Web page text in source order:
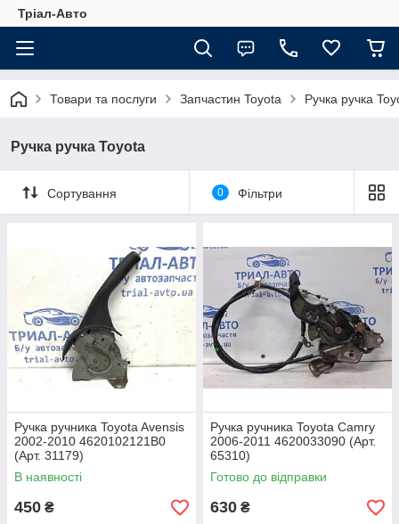
Тріал-Авто
Товари та послуги Запчастин Toyota Ручка ручка
Ручка ручка Toyota
Сортування 0 Фільтри
Ручка ручника Toyota Avensis
2002-2010 4620102121B0
(Арт. 31179)
В наявності
450 ₴
Ручка ручника Toyota Camry
2006-2011 4620033090 (Арт.
65310)
Готово до відправки
630 ₴